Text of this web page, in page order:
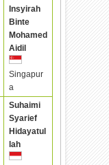
Insyirah
Binte
Mohamed
Aidil
Singapur
a
Suhaimi
Syarief
Hidayatul
lah